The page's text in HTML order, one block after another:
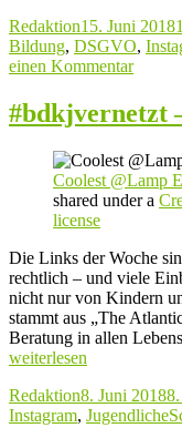
Links
der
Woche
Autor
RedaktionVeröffentlicht
am
15. Juni 2018
Bildung, DSGVO,
einen Kommentarzu
–
Links
Woche
Nr. 4
#bdkjvernetzt
Coolest @Lamp
shared under a
license
Die Links der Woche
rechtlich – und viele
nicht nur von Kindern
stammt aus „The
Beratung in allen
„#bdkjvernetzt
Links
der
weiterlesen
Autor
RedaktionVeröffentlicht
am
8. Juni 2018
Instagram, Jugendliche